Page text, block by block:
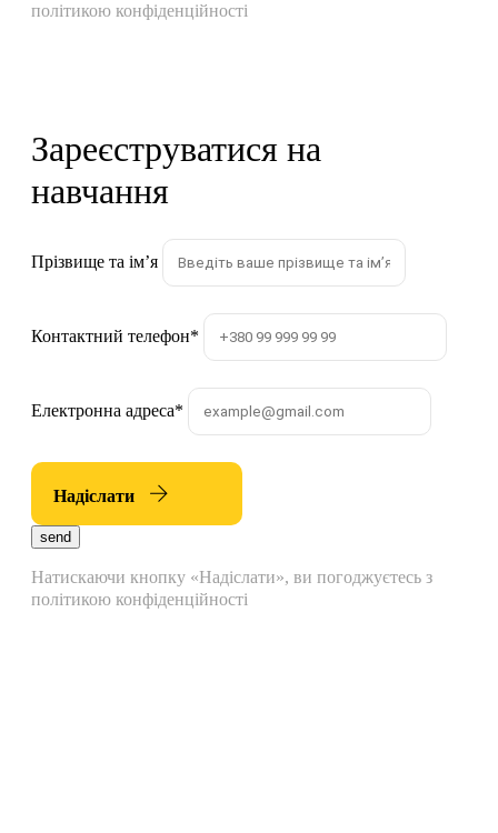
політикою конфіденційності
Зареєструватися на
навчання
Прізвище та імʼя
Контактний телефон*
Електронна адреса*
Надіслати
send
Натискаючи кнопку «Надіслати», ви погоджуєтесь з
політикою конфіденційності